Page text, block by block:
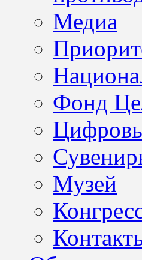
Медиа
Фонд
Музей